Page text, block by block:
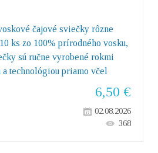
čajové sviečky rôzne
ks zo 100% prírodného vosku,
sú ručne vyrobené rokmi
a technológiou priamo včel
6,50 €
02.08.2026
368